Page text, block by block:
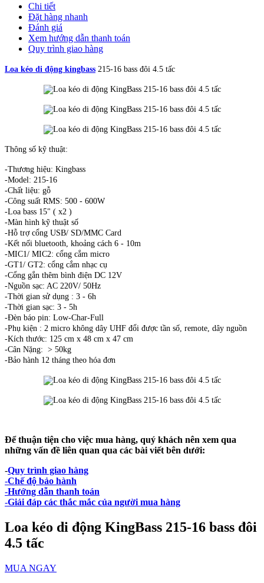
Chi tiết
Đặt hàng nhanh
Đánh giá
Xem hướng dẫn thanh toán
Quy trình giao hàng
Loa kéo di động kingbass 215-16 bass đôi 4.5 tấc
Thông số kỹ thuật:
-Thương hiệu: Kingbass
-Model: 215-16
-Chất liệu: gỗ
-Công suất RMS: 500 - 600W
-Loa bass 15" ( x2 )
-Màn hình kỹ thuật số
-Hỗ trợ cổng USB/ SD/MMC Card
-Kết nối bluetooth, khoảng cách 6 - 10m
-MIC1/ MIC2: cổng cắm micro
-GT1/ GT2: cổng cắm nhạc cụ
-Cổng gắn thêm bình điện DC 12V
-Nguồn sạc: AC 220V/ 50Hz
-Thời gian sử dụng : 3 - 6h
-Thời gian sạc: 3 - 5h
-Đèn báo pin: Low-Char-Full
-Phụ kiện : 2 micro không dây UHF đổi được tần số, remote, dây nguồn
-Kích thước: 125 cm x 48 cm x 47 cm
-Cân Nặng: > 50kg
-Bảo hành 12 tháng theo hóa đơn
Để thuận tiện cho việc mua hàng, quý khách nên xem qua
những vấn đề liên quan qua các bài viết bên dưới:
-Quy trình giao hàng
-Chế độ bảo hành
-Hướng dẫn thanh toán
-Giải đáp các thắc mắc của người mua hàng
Loa kéo di động KingBass 215-16 bass đôi
4.5 tấc
MUA NGAY